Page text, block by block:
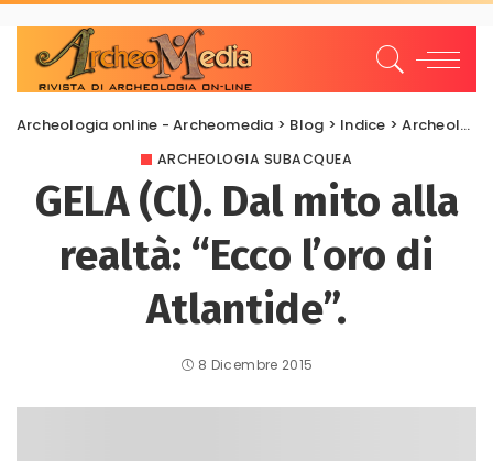
Archeologia online - Archeomedia > Blog > Indice >Archeologia Subacquea
ARCHEOLOGIA SUBACQUEA
GELA (Cl). Dal mito alla
realtà: “Ecco l’oro di
Atlantide”.
8 Dicembre 2015